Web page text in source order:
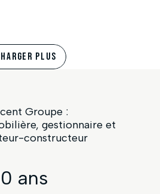
PLUS
Groupe :
gestionnaire et
constructeur
ans